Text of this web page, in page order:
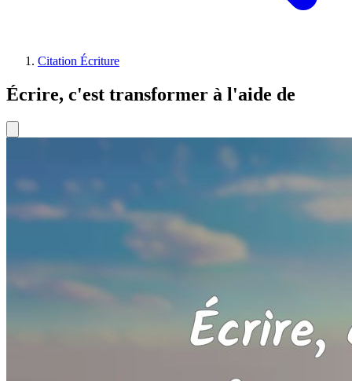
Citation Écriture
Écrire, c'est transformer à l'aide de